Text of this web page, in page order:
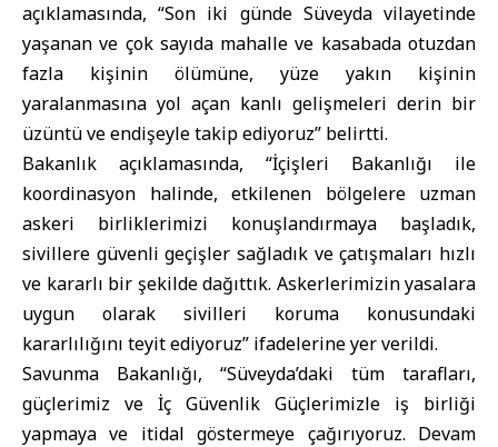
açıklamasında, “Son iki günde Süveyda vilayetinde
yaşanan ve çok sayıda mahalle ve kasabada otuzdan
fazla kişinin ölümüne, yüze yakın kişinin
yaralanmasına yol açan kanlı gelişmeleri derin bir
üzüntü ve endişeyle takip ediyoruz” belirtti.
Bakanlık açıklamasında, “İçişleri Bakanlığı ile
koordinasyon halinde, etkilenen bölgelere uzman
askeri birliklerimizi konuşlandırmaya başladık,
sivillere güvenli geçişler sağladık ve çatışmaları hızlı
ve kararlı bir şekilde dağıttık. Askerlerimizin yasalara
uygun olarak sivilleri koruma konusundaki
kararlılığını teyit ediyoruz” ifadelerine yer verildi.
Savunma Bakanlığı, “Süveyda’daki tüm tarafları,
güçlerimiz ve İç Güvenlik Güçlerimizle iş birliği
yapmaya ve itidal göstermeye çağırıyoruz. Devam